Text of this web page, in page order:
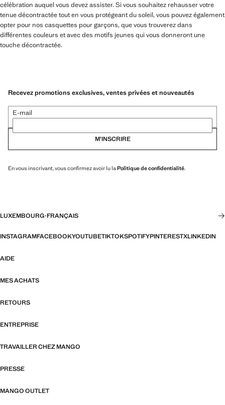
célébration auquel vous devez assister. Si vous souhaitez rehausser votre
tenue décontractée tout en vous protégeant du soleil, vous pouvez également
opter pour nos casquettes pour garçons, que vous trouverez dans
différentes couleurs et avec des motifs jeunes qui vous donneront une
touche décontractée.
Recevez promotions exclusives, ventes privées et nouveautés
E-mail
M’INSCRIRE
En vous inscrivant, vous confirmez avoir lu la Politique de confidentialité.
LUXEMBOURG·FRANÇAIS
INSTAGRAMFACEBOOKYOUTUBETIKTOKSPOTIFYPINTERESTXLINKEDIN
AIDE
MES ACHATS
RETOURS
ENTREPRISE
TRAVAILLER CHEZ MANGO
PRESSE
MANGO OUTLET